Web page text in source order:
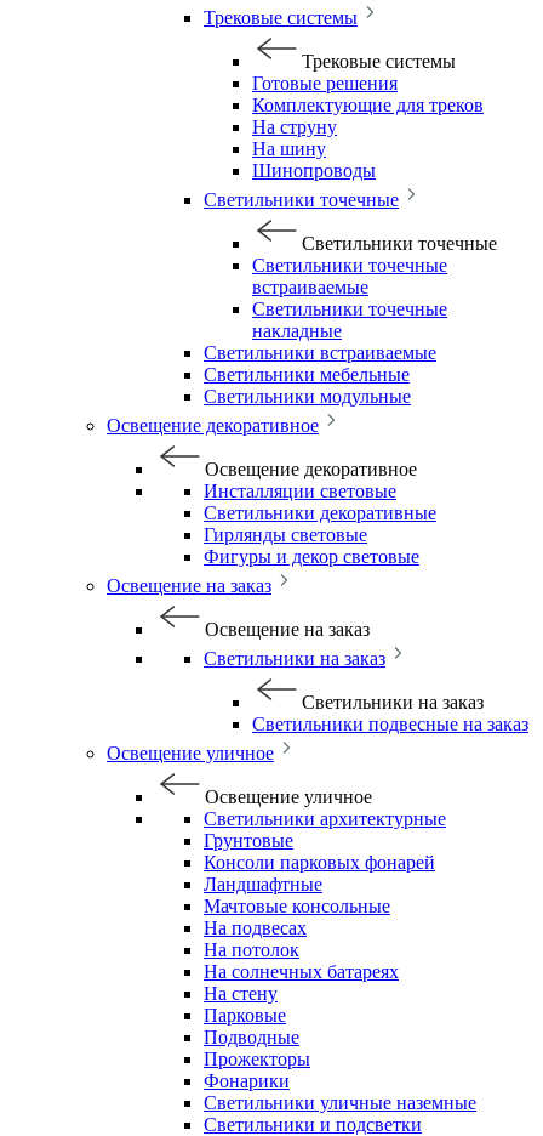
Трековые системы
Трековые системы
Готовые решения
Комплектующие для треков
На струну
На шину
Шинопроводы
Светильники точечные
Светильники точечные
Светильники точечные
встраиваемые
Светильники точечные
накладные
Светильники встраиваемые
Светильники мебельные
Светильники модульные
Освещение декоративное
Освещение декоративное
Инсталляции световые
Светильники декоративные
Гирлянды световые
Фигуры и декор световые
Освещение на заказ
Освещение на заказ
Светильники на заказ
Светильники на заказ
Светильники подвесные на заказ
Освещение уличное
Освещение уличное
Светильники архитектурные
Грунтовые
Консоли парковых фонарей
Ландшафтные
Мачтовые консольные
На подвесах
На потолок
На солнечных батареях
На стену
Парковые
Подводные
Прожекторы
Фонарики
Светильники уличные наземные
Светильники и подсветки